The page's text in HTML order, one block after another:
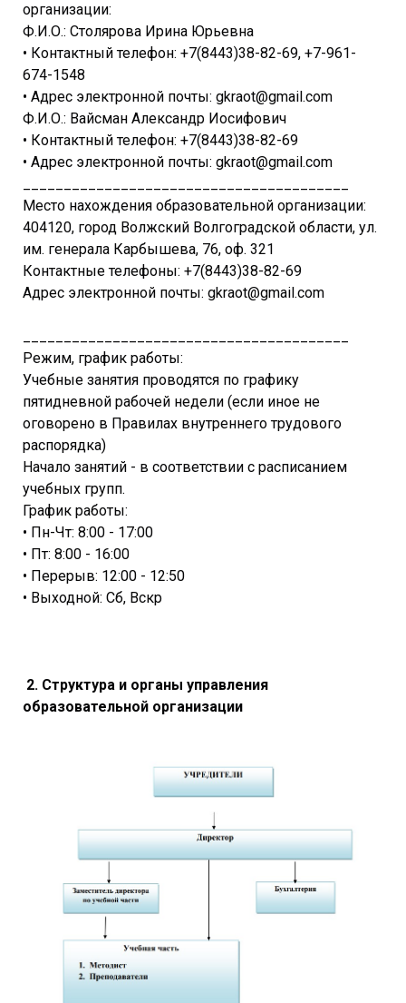
организации:
Ф.И.О.: Столярова Ирина Юрьевна
• Контактный телефон: +7(8443)38-82-69, +7-961-
674-1548
• Адрес электронной почты: gkraot@gmail.com
Ф.И.О.: Вайсман Александр Иосифович
• Контактный телефон: +7(8443)38-82-69
• Адрес электронной почты: gkraot@gmail.com
Место нахождения образовательной организации:
404120, город Волжский Волгоградской области, ул.
им. генерала Карбышева, 76, оф. 321
Контактные телефоны: +7(8443)38-82-69
Адрес электронной почты: gkraot@gmail.com
Режим, график работы:
Учебные занятия проводятся по графику
пятидневной рабочей недели (если иное не
оговорено в Правилах внутреннего трудового
распорядка)
Начало занятий - в соответствии с расписанием
учебных групп.
График работы:
• Пн-Чт: 8:00 - 17:00
• Пт: 8:00 - 16:00
• Перерыв: 12:00 - 12:50
• Выходной: Сб, Вскр
2. Структура и органы управления
образовательной организации